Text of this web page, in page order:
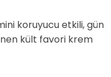
koruyucu etkili, gün
kült favori krem